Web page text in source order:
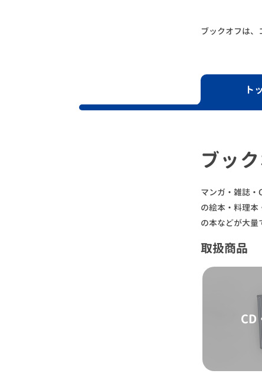
ブックオフは、
ト
ブッ
マンガ・雑誌・
の絵本・料理本
の本などが大量
取扱商品
CD